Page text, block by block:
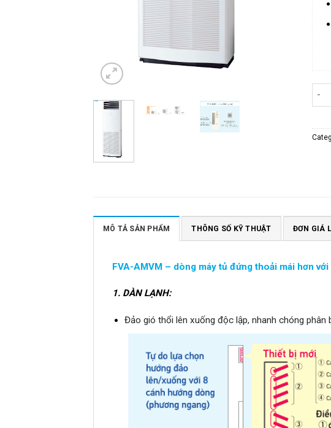
MÔ TẢ SẢN PHẨM THÔNG SỐ KỸ THUẬT ĐƠN GIÁ
FVA-AMVM – dòng máy tủ đứng thoải mái hơn
1. DÀN LẠNH:
Đảo gió thổi lên xuống độc lập, nhanh chóng